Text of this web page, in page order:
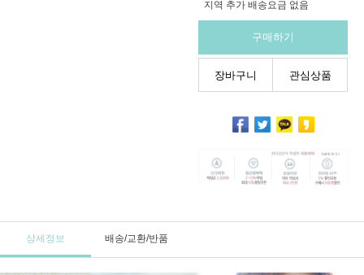
지역 추가 배송요금 없음
구매하기
장바구니 관심상품
상세정보 배송/교환/반품